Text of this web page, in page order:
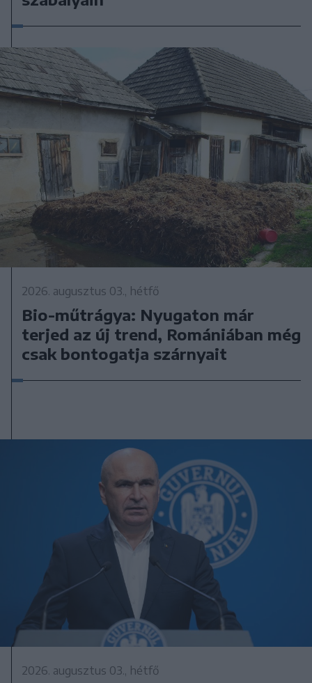
2026. augusztus 03., hétfő
Bio-műtrágya: Nyugaton már
terjed az új trend, Romániában még
csak bontogatja szárnyait
2026. augusztus 03., hétfő